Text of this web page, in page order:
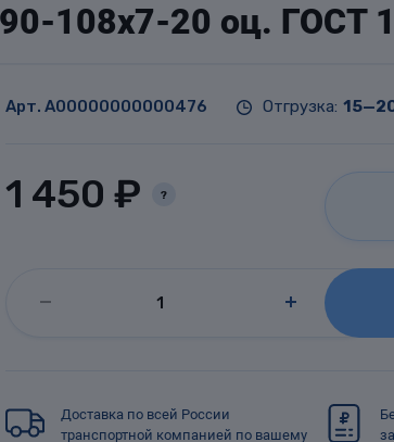
108х7-20 оц. ГОСТ
Арт. A00000000000476 Отгрузка:
1 450 ₽ ?
Доставка по всей России
транспортной компанией по вашему